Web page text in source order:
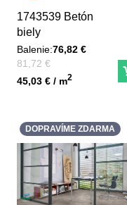
1743539 Betón
biely
Balenie:76,82 €
Pred zľavou:
81,72 €
Unit price
45,03 € / m2
DOPRAVÍME ZDARMA